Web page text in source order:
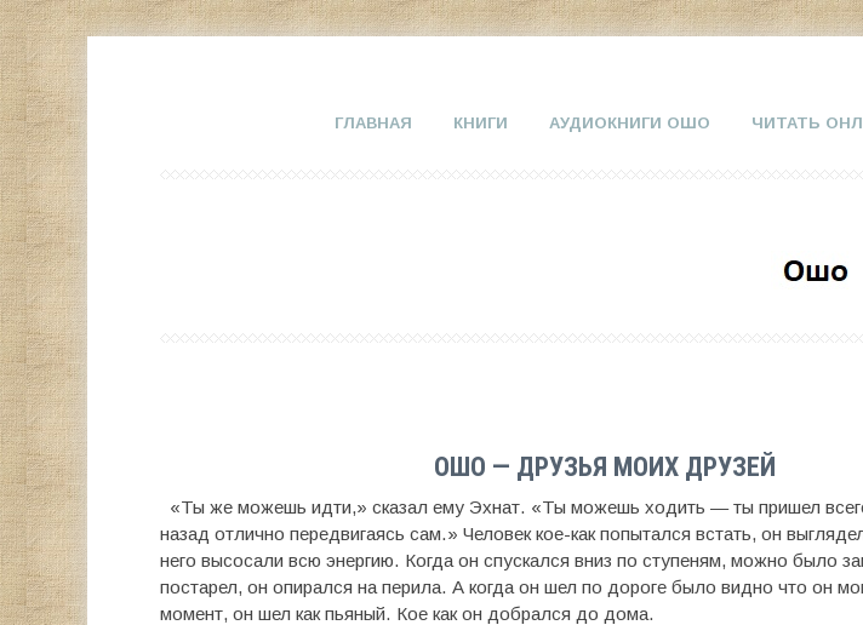
ГЛАВНАЯ КНИГИ АУДИОКНИГИ ОШО ЧИТАТЬ
ОШО — ДРУЗЬЯ МОИХ ДРУЗЕЙ
«Ты же можешь идти,» сказал ему Эхнат. «Ты можешь ходить — ты пришел
назад отлично передвигаясь сам.» Человек кое-как попытался встать, он
него высосали всю энергию. Когда он спускался вниз по ступеням, можно было
постарел, он опирался на перила. А когда он шел по дороге было видно что он
момент, он шел как пьяный. Кое как он добрался до дома.